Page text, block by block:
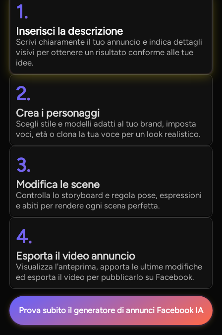
1.
Inserisci la descrizione
Scrivi chiaramente il tuo annuncio e indica dettagli
visivi per ottenere un risultato conforme alle tue
idee.
2.
Crea i personaggi
Scegli stile e modelli adatti al tuo brand, imposta
voci, età o clona la tua voce per un look realistico.
3.
Modifica le scene
Controlla lo storyboard e regola pose, espressioni
e abiti per rendere ogni scena perfetta.
4.
Esporta il video annuncio
Visualizza l'anteprima, apporta le ultime modifiche
ed esporta il video per pubblicarlo su Facebook.
Prova subito il generatore di annunci Facebook IA